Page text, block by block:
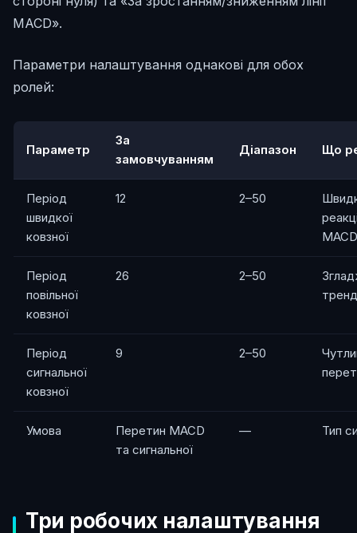
MACD».
Параметри налаштування однакові для обох
ролей:
Параметр
За
замовчуванням
Діапазон Що
Період
швидкої
ковзної
12 2–50
MACD
Період
повільної
ковзної
26 2–50
Період
сигнальної
ковзної
9 2–50
Умова
Перетин MACD
та сигнальної
— Тип
Три робочих налаштування